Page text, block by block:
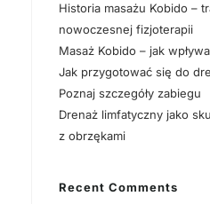
Historia masażu Kobido –
nowoczesnej fizjoterapii
Masaż Kobido – jak
Jak przygotować się do
Poznaj szczegóły zabiegu
Drenaż limfatyczny jako
z obrzękami
Recent Comments